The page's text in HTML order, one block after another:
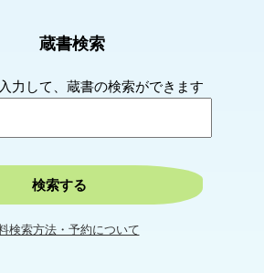
蔵書検索
力して、蔵書の検索ができます
検索する
検索方法・予約について